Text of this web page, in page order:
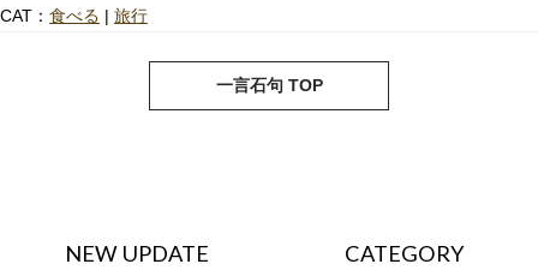
CAT： 食べる | 旅行
一言石句 TOP
CATEGORY
NEW UPDATE